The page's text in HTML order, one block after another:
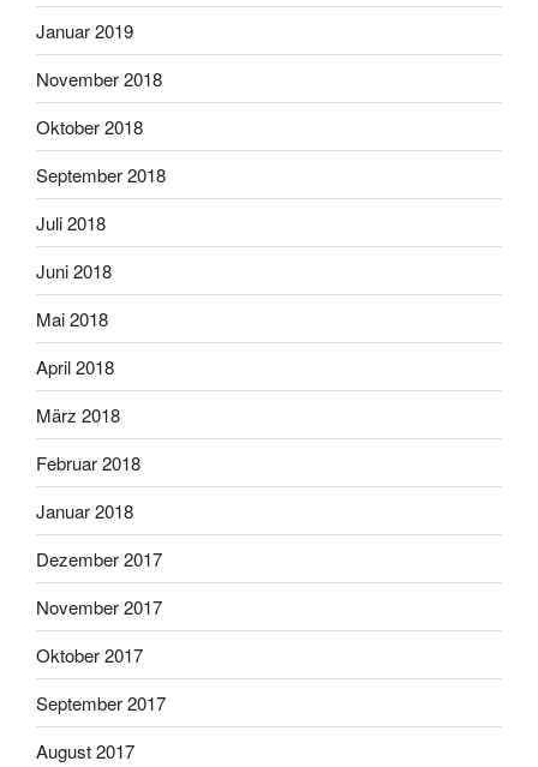
Januar 2019
November 2018
Oktober 2018
September 2018
Juli 2018
Juni 2018
Mai 2018
April 2018
März 2018
Februar 2018
Januar 2018
Dezember 2017
November 2017
Oktober 2017
September 2017
August 2017